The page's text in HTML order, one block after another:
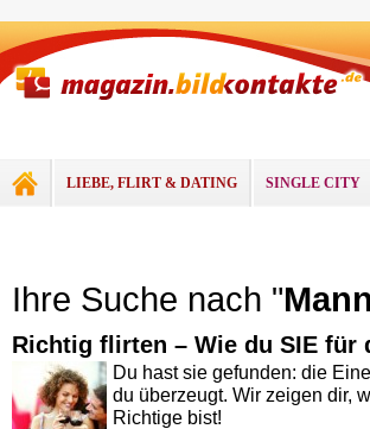
LIEBE, FLIRT & DATING SINGLE CITY
Ihre Suche nach "Mann
Richtig flirten – Wie du SIE für
Du hast sie gefunden: die
du überzeugt. Wir zeigen dir,
Richtige bist!